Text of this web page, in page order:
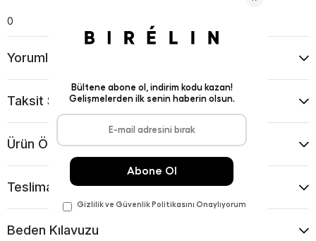
0
Yorumlar
Taksit Seçenekleri
Ürün Önerileri
Teslimat Ve İade Koşulları
Beden Kılavuzu